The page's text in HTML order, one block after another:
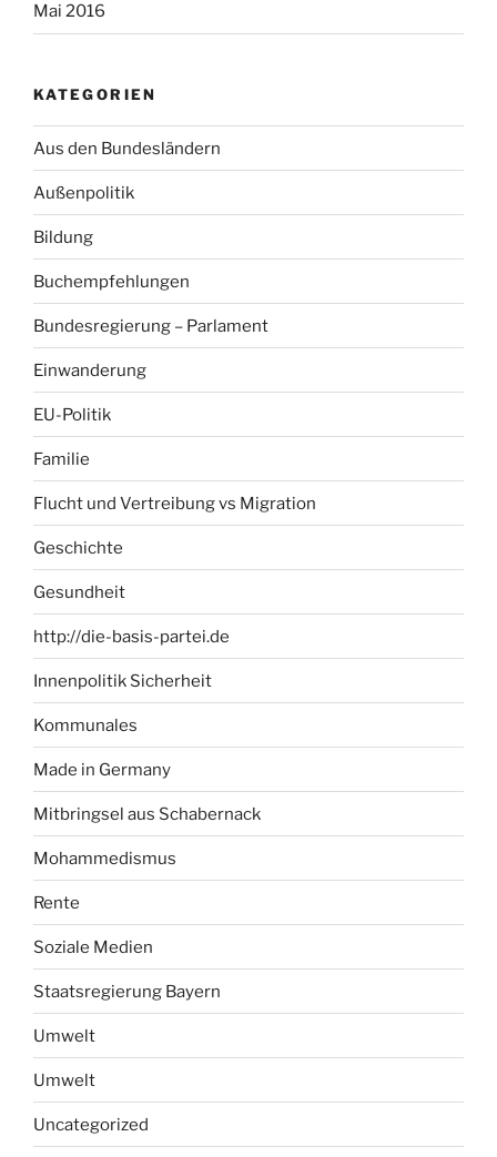
Mai 2016
KATEGORIEN
Aus den Bundesländern
Außenpolitik
Bildung
Buchempfehlungen
Bundesregierung – Parlament
Einwanderung
EU-Politik
Familie
Flucht und Vertreibung vs Migration
Geschichte
Gesundheit
http://die-basis-partei.de
Innenpolitik Sicherheit
Kommunales
Made in Germany
Mitbringsel aus Schabernack
Mohammedismus
Rente
Soziale Medien
Staatsregierung Bayern
Umwelt
Umwelt
Uncategorized